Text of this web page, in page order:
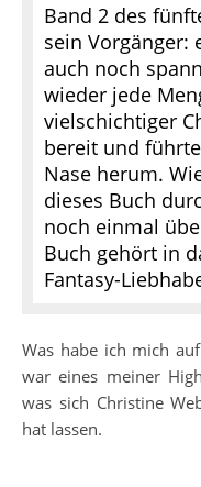
Band 2 des
sein Vorgänger:
auch noch
wieder jede
vielschichtiger
bereit und
Nase herum.
dieses Buch
noch einmal
Buch gehört in
Fantasy-
Was habe ich mich auf diese Fortsetzung gefreut … Teil 1
war eines meiner
was sich Christine
hat lassen.